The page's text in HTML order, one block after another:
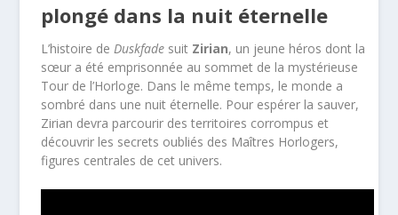
plongé dans la nuit éternelle
L’histoire de Duskfade suit Zirian, un jeune héros dont la
sœur a été emprisonnée au sommet de la mystérieuse
Tour de l’Horloge. Dans le même temps, le monde a
sombré dans une nuit éternelle. Pour espérer la sauver,
Zirian devra parcourir des territoires corrompus et
découvrir les secrets oubliés des Maîtres Horlogers,
figures centrales de cet univers.